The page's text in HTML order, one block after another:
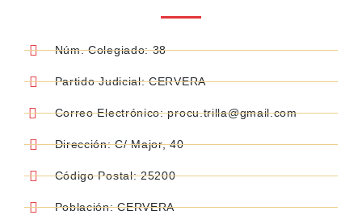
Núm. Colegiado: 38
Partido Judicial: CERVERA
Correo Electrónico: procu.trilla@gmail.com
Dirección: C/ Major, 40
Código Postal: 25200
Población: CERVERA